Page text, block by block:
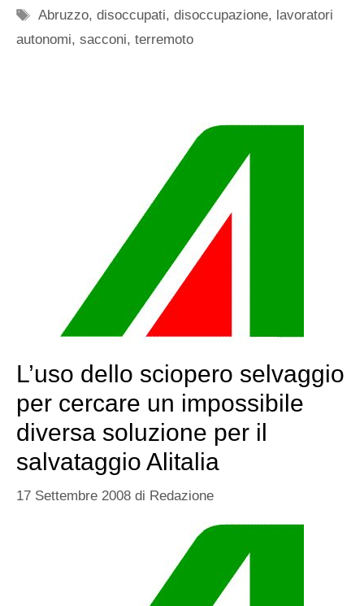
Tag
Abruzzo,disoccupati,disoccupazione, lavoratori
autonomi, sacconi, terremoto
L’uso dello sciopero selvaggio
per cercare un impossibile
diversa soluzione per il
salvataggio Alitalia
17 Settembre 2008 di Redazione